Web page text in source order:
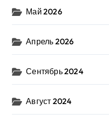
Май 2026
Апрель 2026
Сентябрь 2024
Август 2024